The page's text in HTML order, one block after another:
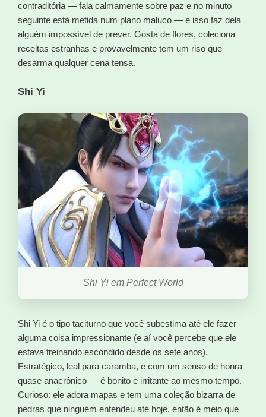
contraditória — fala calmamente sobre paz e no minuto
seguinte está metida num plano maluco — e isso faz dela
alguém impossível de prever. Gosta de flores, coleciona
receitas estranhas e provavelmente tem um riso que
desarma qualquer cena tensa.
Shi Yi
Shi Yi em Perfect World
Shi Yi é o tipo taciturno que você subestima até ele fazer
alguma coisa impressionante (e aí você percebe que ele
estava treinando escondido desde os sete anos).
Estratégico, leal para caramba, e com um senso de honra
quase anacrônico — é bonito e irritante ao mesmo tempo.
Curioso: ele adora mapas e tem uma coleção bizarra de
pedras que ninguém entendeu até hoje, então é meio que